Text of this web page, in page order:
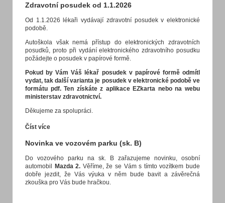
Zdravotní posudek od 1.1.2026
Od 1.1.2026 lékaři vydávají zdravotní posudek v elektronické
podobě.
Autoškola však nemá přístup do elektronických zdravotních
posudků, proto při vydání elektronického zdravotního posudku
požádejte o posudek v papírové formě.
Pokud by Vám Váš lékař posudek v papírové formě odmítl
vydat, tak další varianta je posudek v elektronické podobě ve
formátu pdf. Ten získáte z aplikace EZkarta nebo na webu
ministerstav zdravotnictví.
Děkujeme za spolupráci.
Číst více
Novinka ve vozovém parku (sk. B)
Do vozového parku na sk. B zařazujeme novinku, osobní
automobil Mazda 2. Věříme, že se Vám s tímto vozítkem bude
dobře jezdit, že Vás výuka v něm bude bavit a závěrečná
zkouška pro Vás bude hračkou.